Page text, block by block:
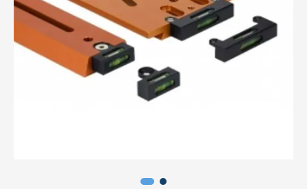
Accessoires pour montures
Têtes
Pièces détachées